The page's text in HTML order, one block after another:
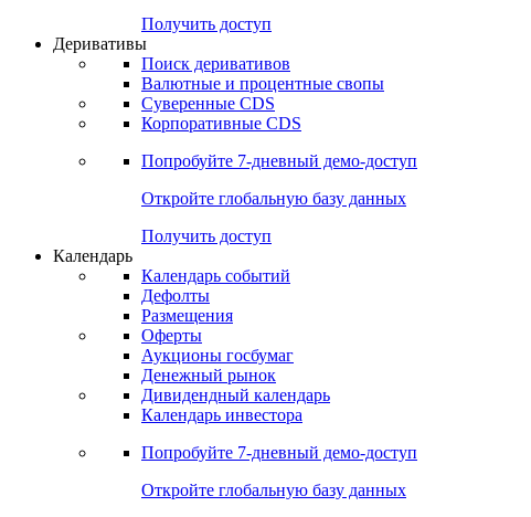
Получить доступ
Деривативы
Поиск деривативов
Валютные и процентные свопы
Суверенные CDS
Корпоративные CDS
Попробуйте 7-дневный демо-доступ
Откройте глобальную базу данных
Получить доступ
Календарь
Календарь событий
Дефолты
Размещения
Оферты
Аукционы госбумаг
Денежный рынок
Дивидендный календарь
Календарь инвестора
Попробуйте 7-дневный демо-доступ
Откройте глобальную базу данных